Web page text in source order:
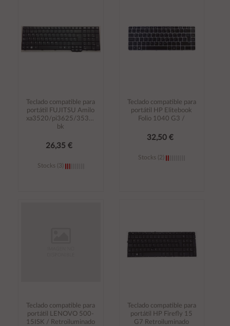
Teclado compatible para
portátil FUJITSU Amilo
xa3520/pi3625/3530/3670
bk
26,35 €
Stocks (3)
Teclado compatible para
portátil HP Elitebook
Folio 1040 G3 /
32,50 €
Stocks (2)
Teclado compatible para
portátil LENOVO 500-
15ISK / Retroiluminado
Teclado compatible para
portátil HP Firefly 15
G7 Retroiluminado